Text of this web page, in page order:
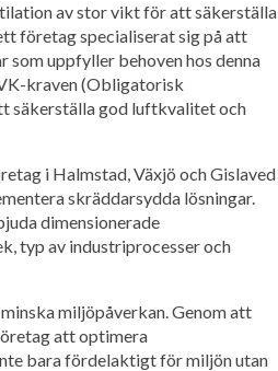
av stor vikt för att säkerställa
företag specialiserat sig på att
uppfyller behoven hos denna
kraven (Obligatorisk
säkerställa god luftkvalitet och
i Halmstad, Växjö och Gislaved
skräddarsydda lösningar.
dimensionerade
typ av industriprocesser och
miljöpåverkan. Genom att
att optimera
bara fördelaktigt för miljön utan